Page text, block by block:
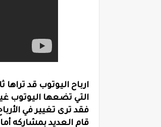
ارباح اليوتوب قد
التي تضعها اليوتوب
فقد ترى تغيير في
قام العديد بمشاركه